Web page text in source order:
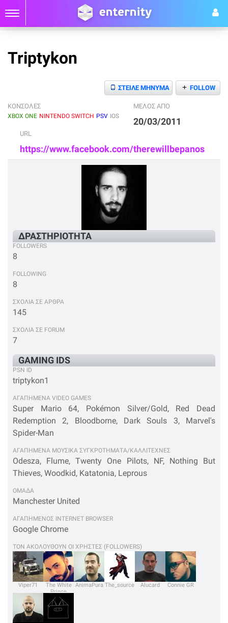
Triptykon
+ FOLLOW
ΣΤΕΙΛΕ ΜΗΝΥΜΑ
ΚΟΝΣΟΛΕΣ
XBOX ONE NINTENDO SWITCH PSV IOS
ΜΕΛΟΣ ΑΠΟ
20/03/2011
URL
https://www.facebook.com/therewillbepanos
ΔΡΑΣΤΗΡΙΟΤΗΤΑ
FOLLOWERS
8
FOLLOWING
8
ΣΧΟΛΙΑ ΣΕ ΑΡΘΡΑ
145
ΣΧΟΛΙΑ ΣΕ FORUM
7
GAMING IDS
PSN ID
triptykon1
ΑΓΑΠΗΜΕΝΑ VIDEO GAMES
Super Mario 64, Pokémon Silver/Gold, Red Dead
Redemption 2, Bloodborne, Dark Souls 3, Marvel's
Spider-Man
ΑΓΑΠΗΜΕΝΑ ΜΟΥΣΙΚΑ ΣΥΓΚΡΟΤΗΜΑΤΑ/ΚΑΛΛΙΤΕΧΝΕΣ
Odesza, Flume, Twenty One Pilots, NF, Nothing But
Thieves, Woodkid, Katatonia, Leprous
OΜΑΔΑ
Manchester United
ΑΓΑΠΗΜΕΝΟΣ INTERNET BROWSER
Google Chrome
ΤΟΝ ΑΚΟΛΟΥΘΟΥΝ ΟΙ ΧΡΗΣΤΕΣ (FOLLOWERS)
Viper71
The White
Prince
AnimaPura The_source Alucard Connie GR